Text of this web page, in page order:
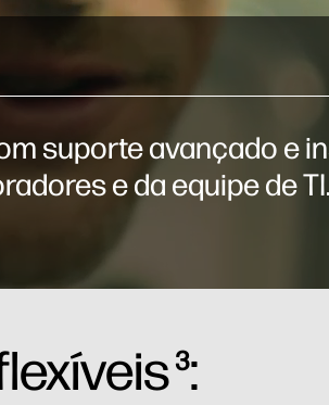
suporte avançado e
e da equipe de TI.
3: